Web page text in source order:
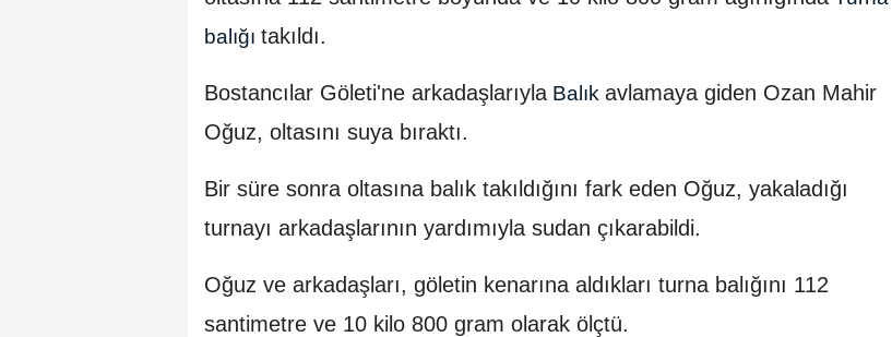
balığı takıldı.
Bostancılar Göleti'ne arkadaşlarıyla Balık avlamaya giden Ozan Mahir
Oğuz, oltasını suya bıraktı.
Bir süre sonra oltasına balık takıldığını fark eden Oğuz, yakaladığı
turnayı arkadaşlarının yardımıyla sudan çıkarabildi.
Oğuz ve arkadaşları, göletin kenarına aldıkları turna balığını 112
santimetre ve 10 kilo 800 gram olarak ölçtü.